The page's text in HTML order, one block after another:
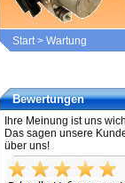
Start> Wartung
Bewertungen
Ihre Meinung ist uns
Das sagen unsere
über uns!